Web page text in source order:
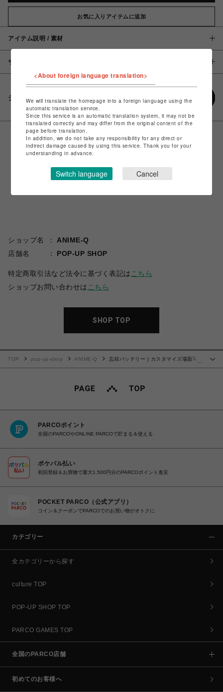
お気に入りアイテムに追加
アイテム説明 / 素材
サイズ
シェアする
ショップ名
ANIME-Q
店舗名
POP-UP SHOP
特定商取引法など法令に基づく表記は こちら
ショップお問い合わせは こちら
SHOP TOP
TOP pop-up-shop ANIME-Q
忘却バッテリー | カスタマイズ場面写 |
PARCOポイント
全国のPARCOやONLINE PARCOで貯まる＆使える
ポケパル払い
初回登録＆お買物で最大1,500円分のPARCOポイント進呈
POCKET PARCO（公式アプリ）
コイン＆クーポンでPARCOでのお買い物がオトクに
カテゴリー
全カテゴリーから探す
culture TOP
POP-UP SHOP TOP
PARCO GAMES TOP
全国のPARCO店舗
初めてのお客様へ
<About foreign language translation>
We will translate the homepage into a foreign language using the
automatic translation service.
Since this service is an automatic translation system, it may not be
translated correctly and may differ from the original content of the
page before translation.
In addition, we do not take any responsibility for any direct or
indirect damage caused by using this service. Thank you for your
understanding in advance.
Switch language Cancel